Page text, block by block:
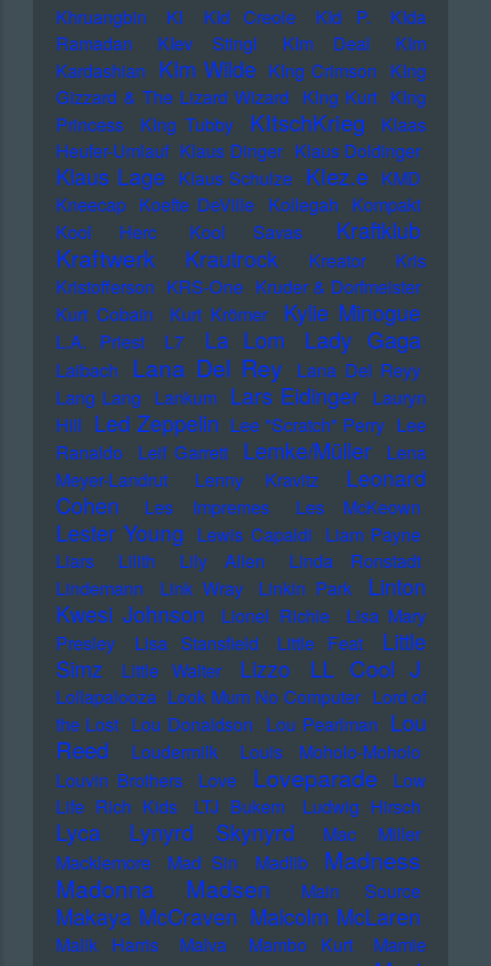
Khruangbin
KI KId Creole KId P.
KIda
Ramadan
KIev Stingl KIm Deal
KIm
Kardashian KIm Wilde KIng Crimson KIng
Gizzard & The Lizard Wizard KIng Kurt KIng
Princess
KIng Tubby KItschKrieg
Klaas
Heufer-Umlauf Klaus Dinger Klaus Doldinger
Klaus Lage Klaus Schulze Klez.e KMD
Kneecap Koefte DeVille Kollegah Kompakt
Kool Herc
Kool Savas Kraftklub
Kraftwerk Krautrock Kreator
Kris
Kristofferson KRS-One Kruder & Dorfmeister
Kurt Cobain
Kurt Krömer Kylie Minogue
L.A. Priest L7 La Lom Lady Gaga
Laibach Lana Del Rey
Lana Del Reyy
Lang Lang Lankum Lars Eidinger Lauryn
Hill Led Zeppelin Lee "Scratch" Perry Lee
Ranaldo
Leif Garrett Lemke/Müller
Lena
Meyer-Landrut
Lenny Kravitz
Leonard
Cohen
Les Impremes Les McKeown
Lester Young Lewis Capaldi Liam Payne
Liars
Lilith Lily Allen
Linda Ronstadt
Lindemann
Link Wray Linkin Park
Linton
Kwesi Johnson
Lionel Richie
Lisa Mary
Presley
Lisa Stansfield Little Feat
Little
Simz
Little Walter Lizzo LL Cool J
Lollapalooza Look Mum No Computer Lord of
the Lost Lou Donaldson Lou Pearlman Lou
Reed
Loudermilk
Louis Moholo-Moholo
Louvin Brothers
Love Loveparade
Low
Life Rich Kids
LTJ Bukem Ludwig Hirsch
Lyca Lynyrd Skynyrd
Mac Miller
Macklemore
Mad Sin Madlib
Madness
Madonna
Madsen Main Source
Makaya McCraven Malcolm McLaren
Malik Harris Malva Mambo Kurt
Mamie